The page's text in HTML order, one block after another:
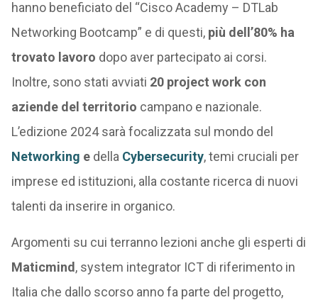
hanno beneficiato del “Cisco Academy – DTLab
Networking Bootcamp” e di questi, più dell’80% ha
trovato lavoro dopo aver partecipato ai corsi.
Inoltre, sono stati avviati 20 project work con
aziende del territorio campano e nazionale.
L’edizione 2024 sarà focalizzata sul mondo del
Networking e della Cybersecurity, temi cruciali per
imprese ed istituzioni, alla costante ricerca di nuovi
talenti da inserire in organico.
Argomenti su cui terranno lezioni anche gli esperti di
Maticmind , system integrator ICT di riferimento in
Italia che dallo scorso anno fa parte del progetto,